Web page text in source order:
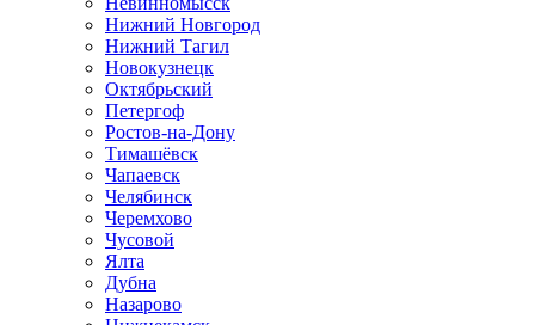
Нижний Новгород
Нижний Тагил
Новокузнецк
Октябрьский
Петергоф
Ростов-на-Дону
Тимашёвск
Чапаевск
Челябинск
Черемхово
Чусовой
Ялта
Дубна
Назарово